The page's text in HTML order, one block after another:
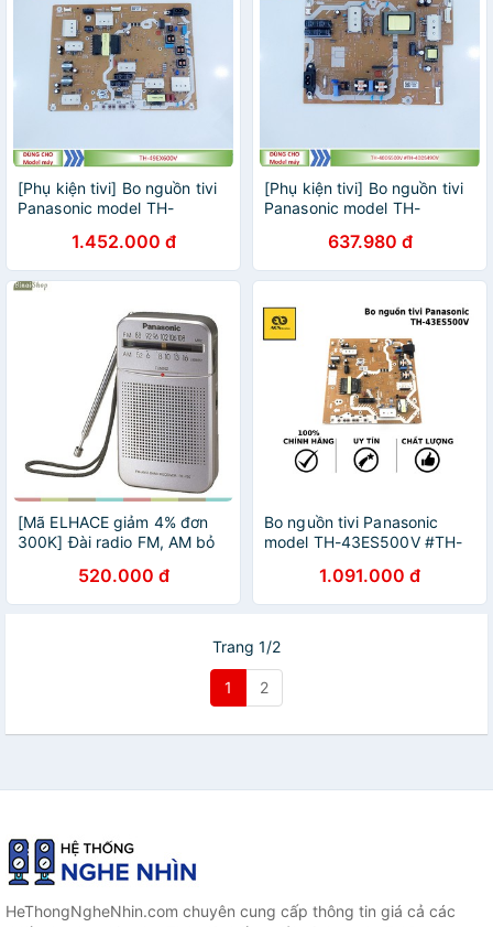
[Phụ kiện tivi] Bo nguồn tivi
Panasonic model TH-
1.452.000 đ
[Phụ kiện tivi] Bo nguồn tivi
Panasonic model TH-
637.980 đ
[Mã ELHACE giảm 4% đơn
300K] Đài radio FM, AM bỏ
520.000 đ
Bo nguồn tivi Panasonic
model TH-43ES500V #TH-
1.091.000 đ
Trang 1/2
1 2
HeThongNgheNhin.com chuyên cung cấp thông tin giá cả các